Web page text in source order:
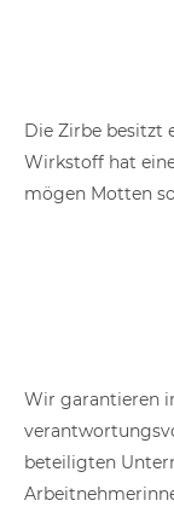
Die Zirbe besitzt
Wirkstoff hat
mögen Motten
Wir garantieren
beteiligten